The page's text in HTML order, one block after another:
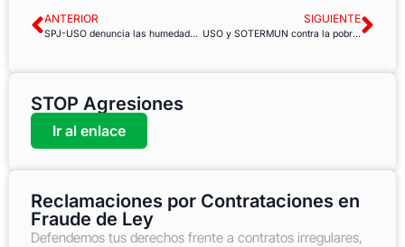
ANTERIOR
SPJ-USO denuncia las humedades en la sede de la Fiscalía en Fuengirola
SIGUIENTE
USO y SOTERMUN contra la pobreza y la desigualdad
STOP Agresiones
Ir al enlace
Reclamaciones por Contrataciones en
Fraude de Ley
Defendemos tus derechos frente a contratos irregulares,